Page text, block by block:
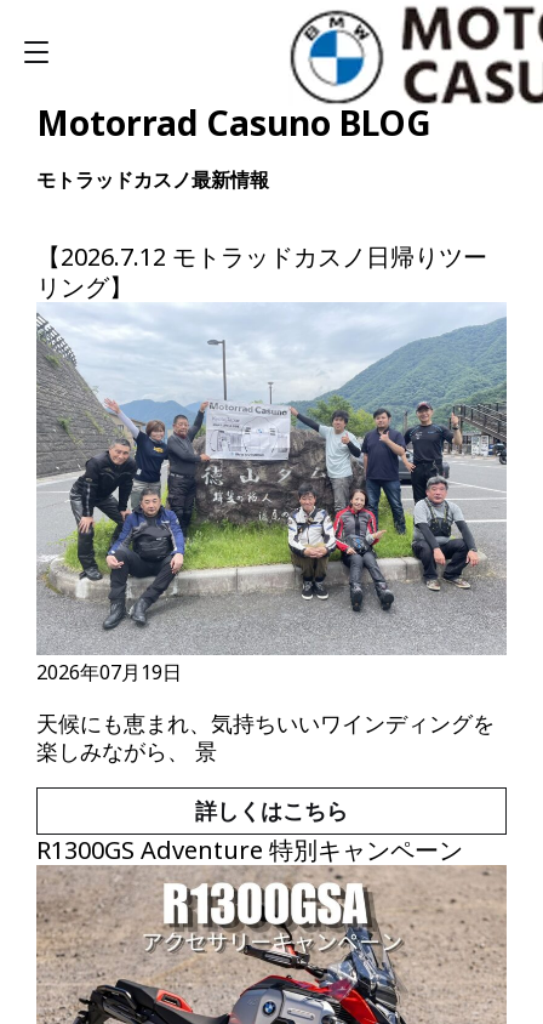
Motorrad Casuno BLOG
モトラッドカスノ最新情報
【2026.7.12 モトラッドカスノ日帰りツー
リング】
天候にも恵まれ、気持ちいいワインディングを
楽しみながら、 景
2026年07月19日
詳しくはこちら
R1300GS Adventure 特別キャンペーン